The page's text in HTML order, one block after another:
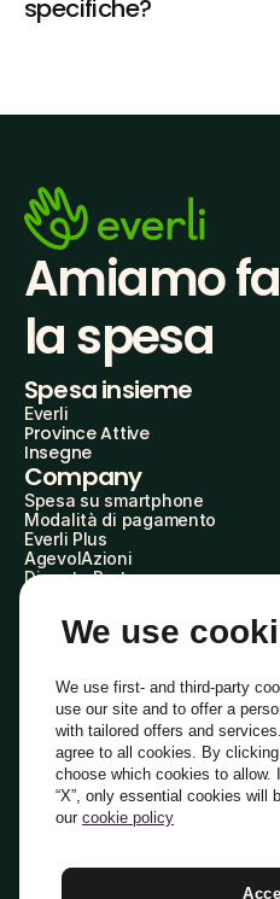
specifiche?
Amiamo
la spesa
Spesa insieme
Everli
Province Attive
Insegne
Company
Spesa su smartphone
Modalità di pagamento
Everli Plus
AgevolAzioni
Diventa Partner
Everli Shoppers
About Us
Everli News
Domande frequenti
Lavora con noi
Diventa Shopper
Investitori
PrivacyCookie
Termini e
Indirizzo PEC: everli@pec.it -
We use
We use first- and third-party
use our site and to offer a
with tailored offers and
agree to all cookies. By
choose which cookies to
“X”, only essential cookies will
our cookie policy